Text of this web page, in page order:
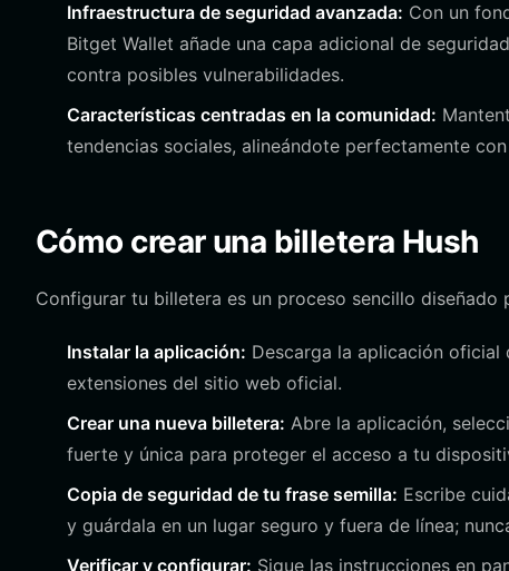
Infraestructura de seguridad avanzada: Con un
Bitget Wallet añade una capa adicional de
contra posibles vulnerabilidades.
Características centradas en la comunidad:
tendencias sociales, alineándote perfectamente
Cómo crear una billetera Hush
Configurar tu billetera es un proceso sencillo diseñado
Instalar la aplicación: Descarga la aplicación oficial
extensiones del sitio web oficial.
Crear una nueva billetera: Abre la aplicación,
fuerte y única para proteger el acceso a tu
Copia de seguridad de tu frase semilla: Escribe
y guárdala en un lugar seguro y fuera de línea;
Verificar y configurar: Sigue las instrucciones en